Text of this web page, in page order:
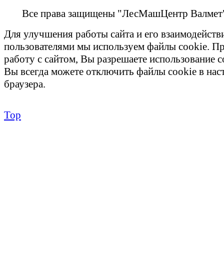
Все права защищены "ЛесМашЦентр
Для улучшения работы сайта и его
пользователями мы используем файлы cookie.
работу с сайтом, Вы разрешаете использование
Вы всегда можете отключить файлы cookie в
браузера.
Top